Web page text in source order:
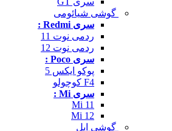
گوشی شیائومی
سری Redmi :
ردمی نوت 11
ردمی نوت 12
سری Poco :
پوکو ایکس 5
F4 کوچولو
سری Mi :
Mi 11
Mi 12
گوشی اپل